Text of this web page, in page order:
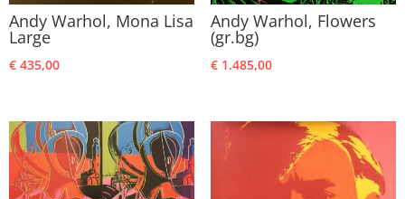
Andy Warhol, Mona Lisa
Large
€ 435,00
Andy Warhol, Flowers
(gr.bg)
€1.485,00